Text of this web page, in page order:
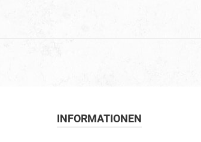
INFORMATIONEN